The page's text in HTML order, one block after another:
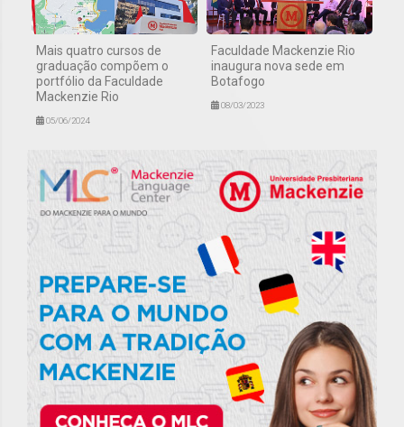
Mais quatro cursos de
graduação compõem o
portfólio da Faculdade
Mackenzie Rio
05/06/2024
Faculdade Mackenzie Rio
inaugura nova sede em
Botafogo
08/03/2023